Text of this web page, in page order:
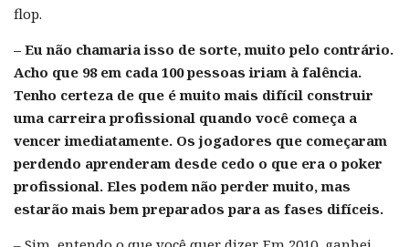
flop.
– Eu não chamaria isso de sorte, muito pelo contrário.
Acho que 98 em cada 100 pessoas iriam à falência.
Tenho certeza de que é muito mais difícil construir
uma carreira profissional quando você começa a
vencer imediatamente. Os jogadores que começaram
perdendo aprenderam desde cedo o que era o poker
profissional. Eles podem não perder muito, mas
estarão mais bem preparados para as fases difíceis.